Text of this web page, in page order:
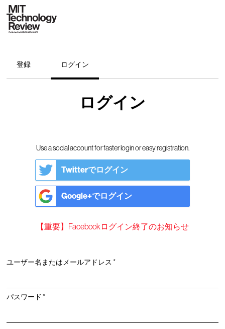
登録 ログイン
ログイン
Use a social account for faster login or easy registration.
Twitterでログイン
Google+でログイン
【重要】Facebookログイン終了のお知らせ
ユーザー名またはメールアドレス*必
パスワード*必